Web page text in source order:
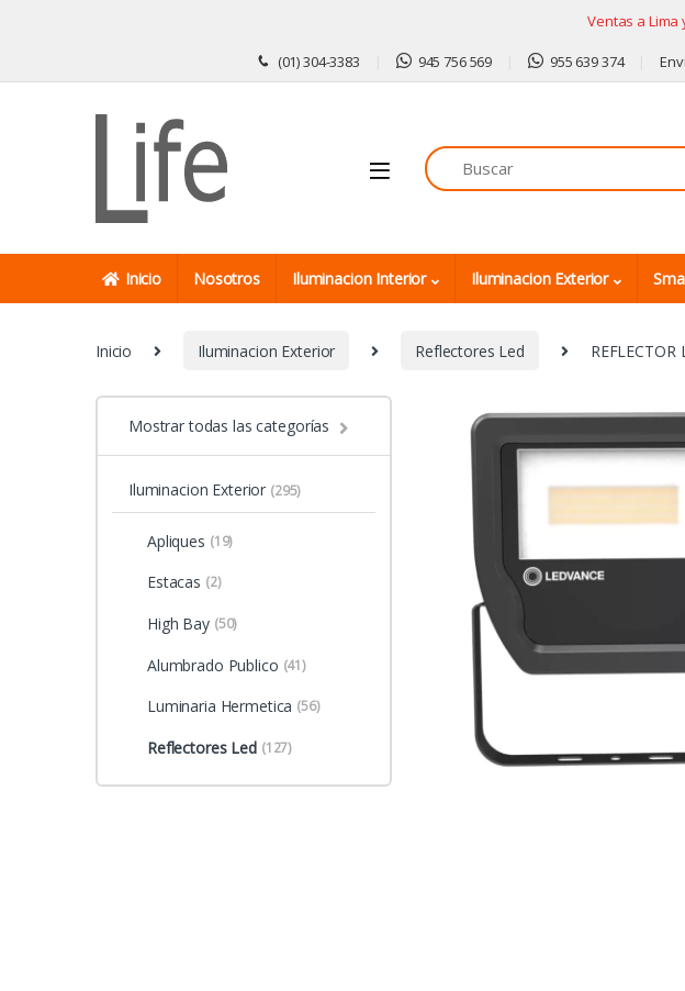
Ventas a
(01) 304-3383 945 756 569 955 639 374
Inicio Nosotros Iluminacion Interior Iluminacion Exterior
Inicio Iluminacion Exterior Reflectores Led
Mostrar todas las categorías
Iluminacion Exterior (295)
Apliques (19)
Estacas (2)
High Bay (50)
Alumbrado Publico (41)
Luminaria Hermetica (56)
Reflectores Led (127)